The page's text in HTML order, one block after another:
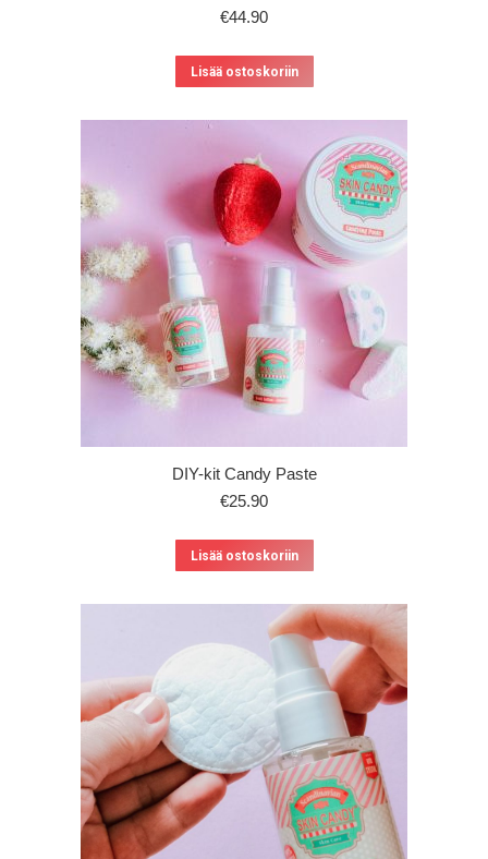
€44.90
Lisää ostoskoriin
DIY-kit Candy Paste
€25.90
Lisää ostoskoriin